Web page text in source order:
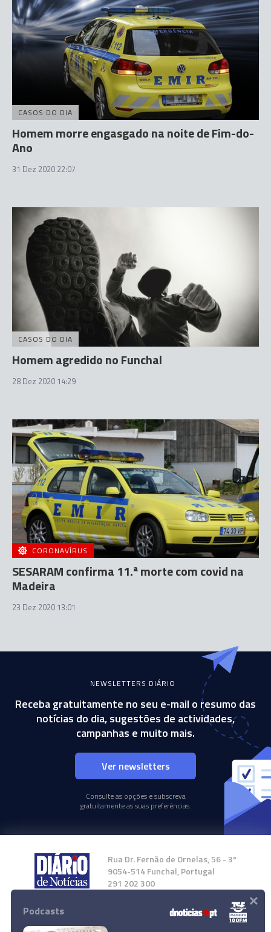
CASOS DO DIA
Homem morre engasgado na noite de Fim-do-
Ano
31 Dez 2020 22:07
CASOS DO DIA
Homem agredido no Funchal
28 Dez 2020 14:29
CORONAVÍRUS
SESARAM confirma 11.ª morte com covid na
Madeira
23 Dez 2020 13:01
NEWSLETTERS DIÁRIO
Receba gratuitamente no seu e-mail o resumo das
notícias do dia, sugestões de actividades,
campanhas e muito mais.
Ver newsletters
Consulte as opções e subscreva
gratuitamente as suas preferências.
Rua Dr. Fernão de Ornelas, 56 - 3º
9054-514 Funchal, Portugal
291 202 300
Instale a nossa App
Podcasts ×